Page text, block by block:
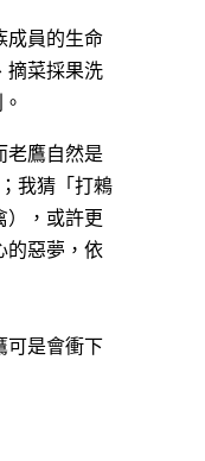
成員的生命
摘菜採果洗
老鷹自然是
我猜「打鶆
），或許更
的惡夢，依
可是會衝下